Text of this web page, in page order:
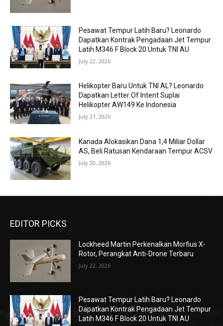
Pesawat Tempur Latih Baru? Leonardo
Dapatkan Kontrak Pengadaan Jet Tempur
Latih M346 F Block 20 Untuk TNI AU
July 22, 2026
Helikopter Baru Untuk TNI AL? Leonardo
Dapatkan Letter Of Intent Suplai
Helikopter AW149 Ke Indonesia
July 21, 2026
Kanada Alokasikan Dana 1,4 Miliar Dollar
AS, Beli Ratusan Kendaraan Tempur ACSV
July 20, 2026
EDITOR PICKS
Lockheed Martin Perkenalkan Morfius X-
Rotor, Perangkat Anti-Drone Terbaru
July 22, 2026
Pesawat Tempur Latih Baru? Leonardo
Dapatkan Kontrak Pengadaan Jet Tempur
Latih M346 F Block 20 Untuk TNI AU